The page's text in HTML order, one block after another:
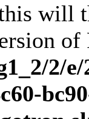
will
of
2/e/